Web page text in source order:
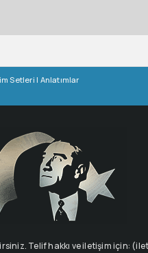
Setleri| Anlatımlar
Telif hakkı ve iletişim için: